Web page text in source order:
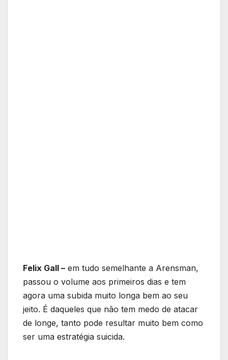
Felix Gall – em tudo semelhante a Arensman,
passou o volume aos primeiros dias e tem
agora uma subida muito longa bem ao seu
jeito. É daqueles que não tem medo de atacar
de longe, tanto pode resultar muito bem como
ser uma estratégia suicida.